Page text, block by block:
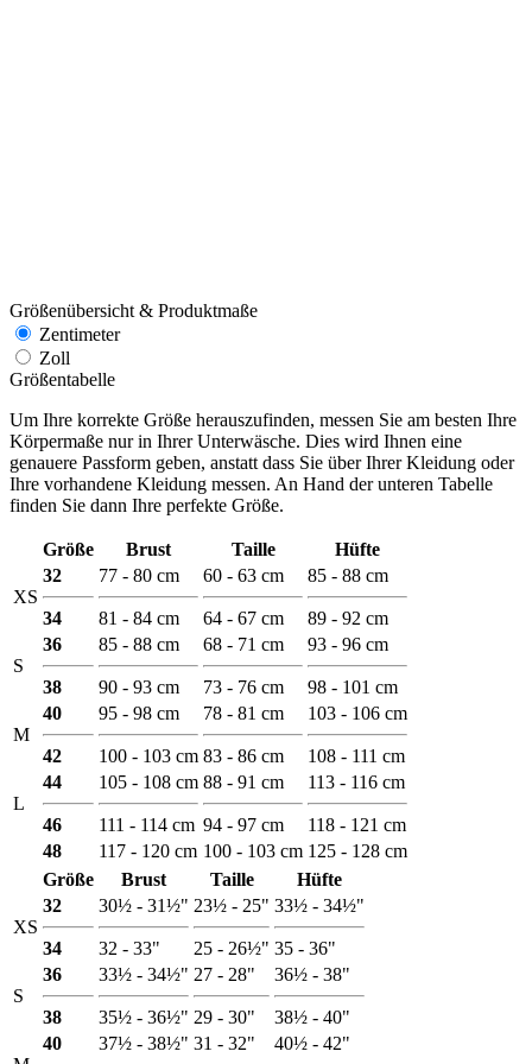
Größenübersicht & Produktmaße
Zentimeter
Zoll
Größentabelle
Um Ihre korrekte Größe herauszufinden, messen Sie am besten Ihre
Körpermaße nur in Ihrer Unterwäsche. Dies wird Ihnen eine
genauere Passform geben, anstatt dass Sie über Ihrer Kleidung oder
Ihre vorhandene Kleidung messen. An Hand der unteren Tabelle
finden Sie dann Ihre perfekte Größe.
Größe Brust Taille Hüfte
XS
32
34
77 - 80 cm
81 - 84 cm
60 - 63 cm
64 - 67 cm
85 - 88 cm
89 - 92 cm
S
36
38
85 - 88 cm
90 - 93 cm
68 - 71 cm
73 - 76 cm
93 - 96 cm
98 - 101 cm
M
40
42
95 - 98 cm
100 - 103 cm
78 - 81 cm
83 - 86 cm
103 - 106 cm
108 - 111 cm
L
44
46
105 - 108 cm
111 - 114 cm
88 - 91 cm
94 - 97 cm
113 - 116 cm
118 - 121 cm
48
117 - 120 cm 100 - 103 cm 125 - 128 cm
Größe
Brust Taille Hüfte
XS
32
34
30½ - 31½"
32 - 33"
23½ - 25"
25 - 26½"
33½ - 34½"
35 - 36"
S
36
38
33½ - 34½"
35½ - 36½"
27 - 28"
29 - 30"
36½ - 38"
38½ - 40"
40 37½ - 38½" 31 - 32" 40½ - 42"